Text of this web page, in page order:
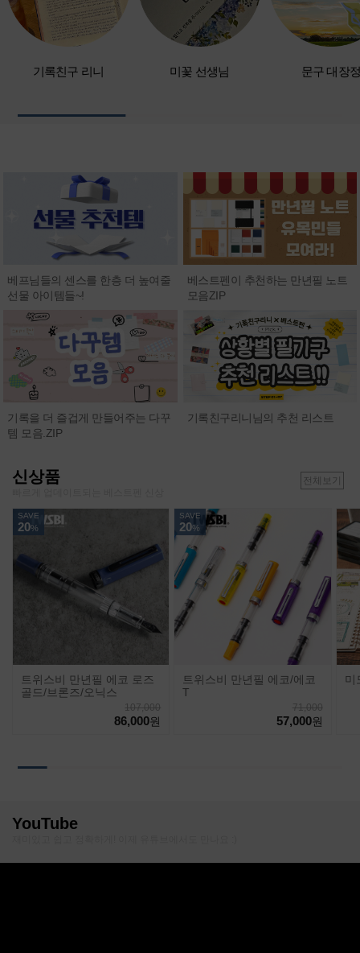
기록친구 리니 미꽃 선생님 문구 대장정
베프님들의 센스를 한층 더 높여줄
선물 아이템들~!
베스트펜이 추천하는 만년필 노트
모음ZIP
기록을 더 즐겁게 만들어주는 다꾸
템 모음.ZIP
기록친구리니님의 추천 리스트
신상품 전체보기
SAVE
20%
트위스비 만년필 에코 로즈
골드/브론즈/오닉스
107,000
86,000원
SAVE
20%
트위스비 만년필 에코/에코
T
71,000
57,000원
미
YouTube